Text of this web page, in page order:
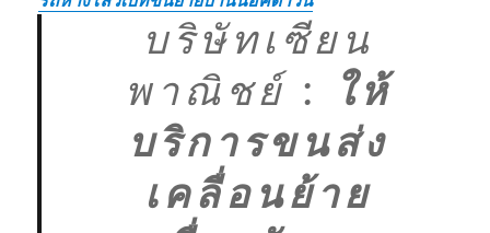
บริษัทเซียน
พาณิชย์ :
ให้
บริการขนส่ง
เคลื่อนย้าย